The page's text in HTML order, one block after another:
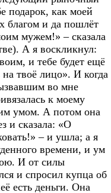
подарок, как моей
благом и да пошлёт
мужем!» – сказала
А я воскликнул:
и тебе будет ещё
твоё лицо». И когда
во мне
к моему
умом. А потом она
и сказала: «О
– и ушла; а я
времени, и ум
И от силы
и спросил купца об
есть деньги. Она